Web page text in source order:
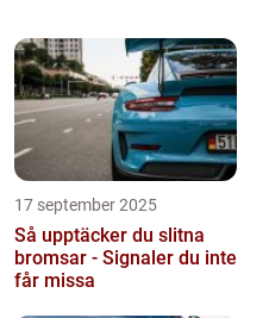
17 september 2025
Så upptäcker du slitna
bromsar - Signaler du inte
får missa